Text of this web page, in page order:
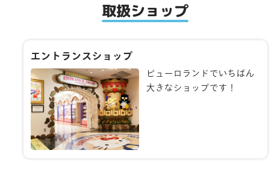
取扱ショップ
エントランスショップ
ピューロランドでいちばん
大きなショップです！